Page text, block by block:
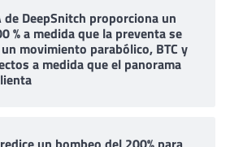
de DeepSnitch proporciona un
% a medida que la preventa se
movimiento parabólico, BTC y
a medida que el panorama